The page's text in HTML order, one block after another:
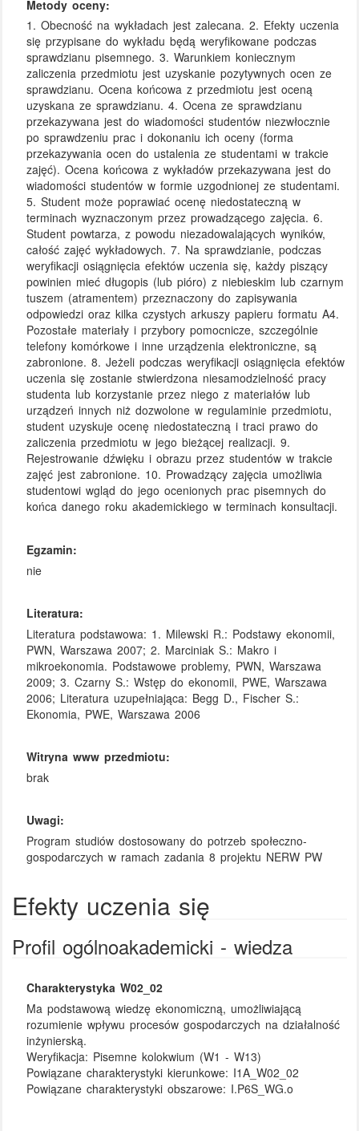
Metody oceny:
1. Obecność na wykładach jest zalecana. 2. Efekty uczenia
się przypisane do wykładu będą weryfikowane podczas
sprawdzianu pisemnego. 3. Warunkiem koniecznym
zaliczenia przedmiotu jest uzyskanie pozytywnych ocen ze
sprawdzianu. Ocena końcowa z przedmiotu jest oceną
uzyskana ze sprawdzianu. 4. Ocena ze sprawdzianu
przekazywana jest do wiadomości studentów niezwłocznie
po sprawdzeniu prac i dokonaniu ich oceny (forma
przekazywania ocen do ustalenia ze studentami w trakcie
zajęć). Ocena końcowa z wykładów przekazywana jest do
wiadomości studentów w formie uzgodnionej ze studentami.
5. Student może poprawiać ocenę niedostateczną w
terminach wyznaczonym przez prowadzącego zajęcia. 6.
Student powtarza, z powodu niezadowalających wyników,
całość zajęć wykładowych. 7. Na sprawdzianie, podczas
weryfikacji osiągnięcia efektów uczenia się, każdy piszący
powinien mieć długopis (lub pióro) z niebieskim lub czarnym
tuszem (atramentem) przeznaczony do zapisywania
odpowiedzi oraz kilka czystych arkuszy papieru formatu A4.
Pozostałe materiały i przybory pomocnicze, szczególnie
telefony komórkowe i inne urządzenia elektroniczne, są
zabronione. 8. Jeżeli podczas weryfikacji osiągnięcia efektów
uczenia się zostanie stwierdzona niesamodzielność pracy
studenta lub korzystanie przez niego z materiałów lub
urządzeń innych niż dozwolone w regulaminie przedmiotu,
student uzyskuje ocenę niedostateczną i traci prawo do
zaliczenia przedmiotu w jego bieżącej realizacji. 9.
Rejestrowanie dźwięku i obrazu przez studentów w trakcie
zajęć jest zabronione. 10. Prowadzący zajęcia umożliwia
studentowi wgląd do jego ocenionych prac pisemnych do
końca danego roku akademickiego w terminach konsultacji.
Egzamin:
nie
Literatura:
Literatura podstawowa: 1. Milewski R.: Podstawy ekonomii,
PWN, Warszawa 2007; 2. Marciniak S.: Makro i
mikroekonomia. Podstawowe problemy, PWN, Warszawa
2009; 3. Czarny S.: Wstęp do ekonomii, PWE, Warszawa
2006; Literatura uzupełniająca: Begg D., Fischer S.:
Ekonomia, PWE, Warszawa 2006
Witryna www przedmiotu:
brak
Uwagi:
Program studiów dostosowany do potrzeb społeczno-
gospodarczych w ramach zadania 8 projektu NERW PW
Efekty uczenia się
Profil ogólnoakademicki - wiedza
Charakterystyka W02_02
Ma podstawową wiedzę ekonomiczną, umożliwiającą
rozumienie wpływu procesów gospodarczych na działalność
inżynierską.
Weryfikacja: Pisemne kolokwium (W1 - W13)
Powiązane charakterystyki kierunkowe: I1A_W02_02
Powiązane charakterystyki obszarowe: I.P6S_WG.o